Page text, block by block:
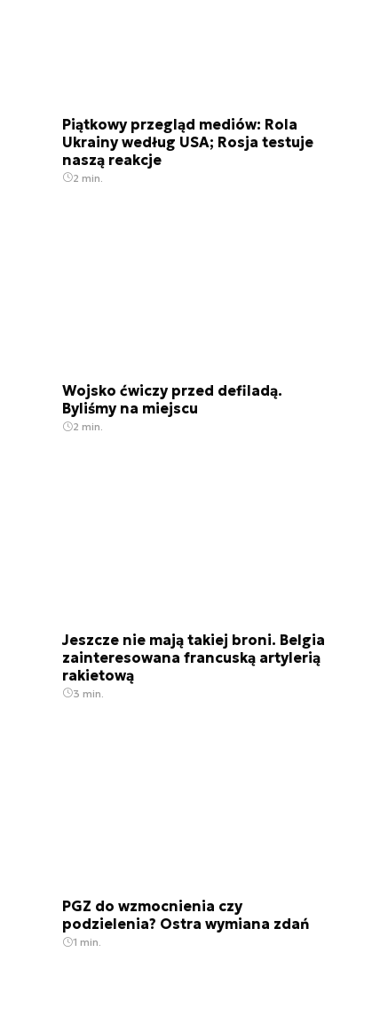
Piątkowy przegląd mediów: Rola
Ukrainy według USA; Rosja testuje
naszą reakcje
2 min.
Wojsko ćwiczy przed defiladą.
Byliśmy na miejscu
2 min.
Jeszcze nie mają takiej broni. Belgia
zainteresowana francuską artylerią
rakietową
3 min.
PGZ do wzmocnienia czy
podzielenia? Ostra wymiana zdań
1 min.